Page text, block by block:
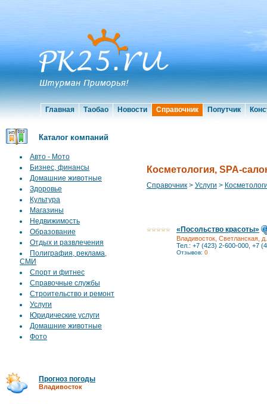
Главная Таобао Новости Справочник Попутчик
Каталог компаний
Авто - Мото
Бизнес, финансы
Домашние животные
Здоровье
Культура
Магазины
Недвижимость
Образование
Отдых и развлечения
Полиграфия, реклама,
СМИ
Спорт и фитнес
Справочные службы
Строительство и ремонт
Услуги
Юридические услуги
Домашние животные
Фото
Прогноз погоды
Владивосток
Косметология, SPA-
Справочник > Услуги >
«Посольство красоты»
Владивосток, Светланская,
Тел.: +7 (423) 2-600-000, +7
Отзывов: 0